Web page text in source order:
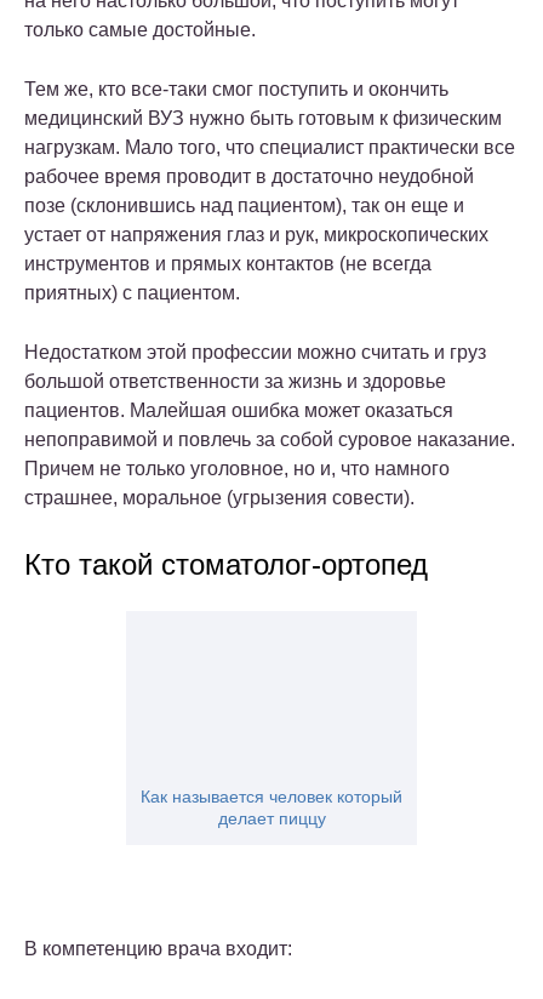
только самые достойные.
Тем же, кто все-таки смог поступить и окончить
медицинский ВУЗ нужно быть готовым к физическим
нагрузкам. Мало того, что специалист практически все
рабочее время проводит в достаточно неудобной
позе (склонившись над пациентом), так он еще и
устает от напряжения глаз и рук, микроскопических
инструментов и прямых контактов (не всегда
приятных) с пациентом.
Недостатком этой профессии можно считать и груз
большой ответственности за жизнь и здоровье
пациентов. Малейшая ошибка может оказаться
непоправимой и повлечь за собой суровое наказание.
Причем не только уголовное, но и, что намного
страшнее, моральное (угрызения совести).
Кто такой стоматолог-ортопед
Как называется человек который
делает пиццу
В компетенцию врача входит: